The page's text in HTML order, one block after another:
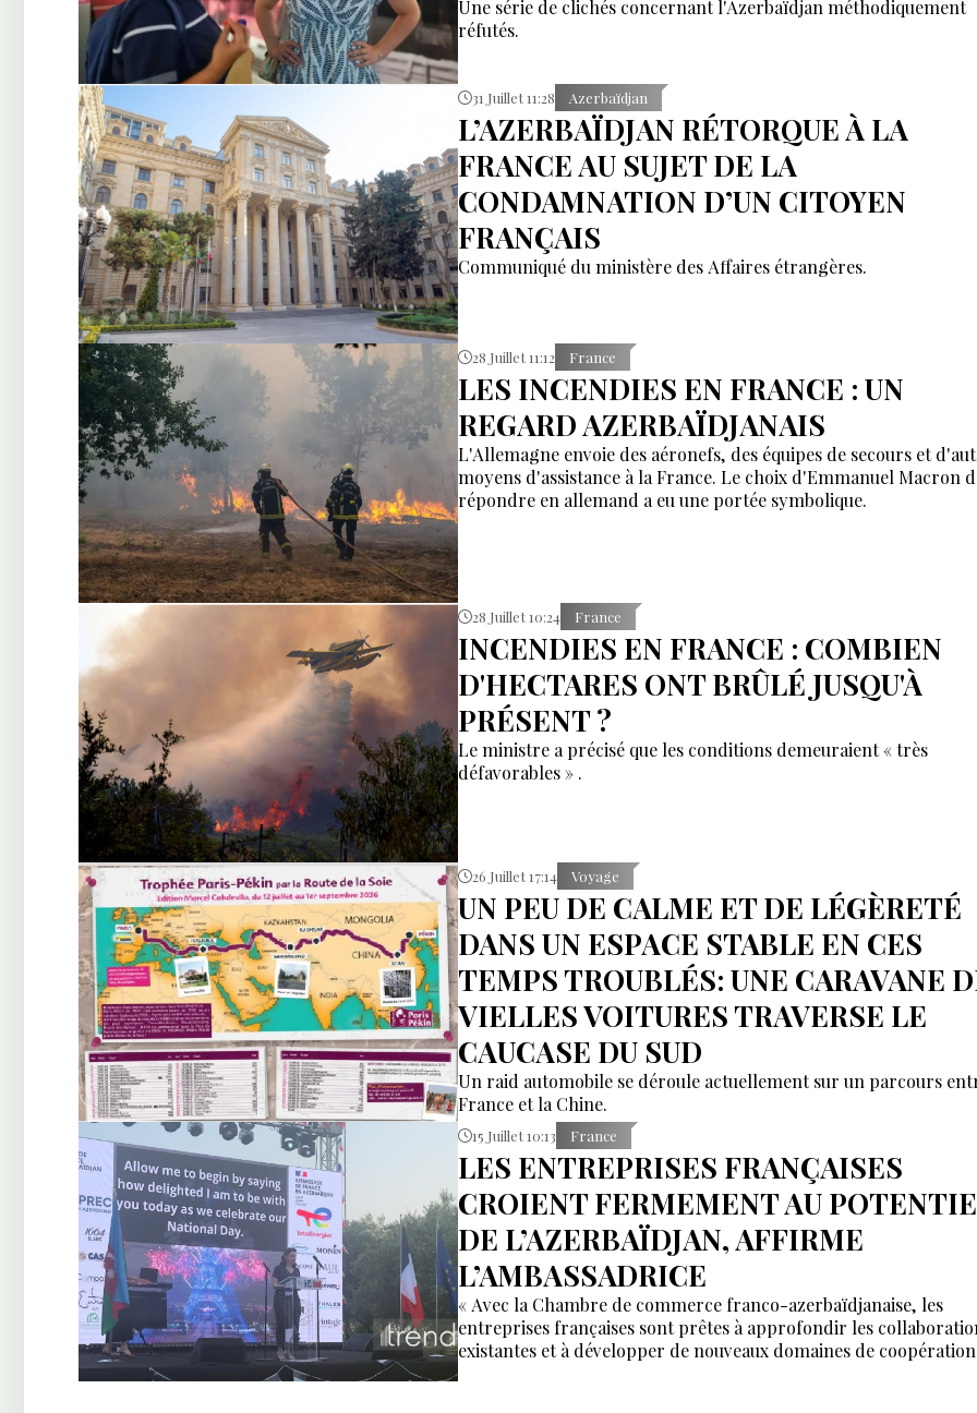
Une série de clichés concernant l'Azerbaïdjan méthodiquement
réfutés.
31 Juillet 11:28 Azerbaïdjan
L’AZERBAÏDJAN RÉTORQUE À LA
FRANCE AU SUJET DE LA
CONDAMNATION D’UN CITOYEN
FRANÇAIS
Communiqué du ministère des Affaires étrangères.
28 Juillet 11:12 France
LES INCENDIES EN FRANCE : UN
REGARD AZERBAÏDJANAIS
L'Allemagne envoie des aéronefs, des équipes de secours et
moyens d'assistance à la France. Le choix d'Emmanuel Macron
répondre en allemand a eu une portée symbolique.
28 Juillet 10:24 France
INCENDIES EN FRANCE : COMBIEN
D'HECTARES ONT BRÛLÉ JUSQU'À
PRÉSENT ?
Le ministre a précisé que les conditions demeuraient « très
défavorables » .
26 Juillet 17:14 Voyage
UN PEU DE CALME ET DE LÉGÈRETÉ
DANS UN ESPACE STABLE EN CES
TEMPS TROUBLÉS: UNE CARAVANE
VIELLES VOITURES TRAVERSE LE
CAUCASE DU SUD
Un raid automobile se déroule actuellement sur un parcours
France et la Chine.
15 Juillet 10:13 France
LES ENTREPRISES FRANÇAISES
CROIENT FERMEMENT AU
DE L’AZERBAÏDJAN, AFFIRME
L’AMBASSADRICE
« Avec la Chambre de commerce franco-azerbaïdjanaise, les
entreprises françaises sont prêtes à approfondir les
existantes et à développer de nouveaux domaines de coopération